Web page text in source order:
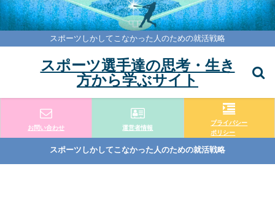
スポーツしかしてこなかった人のための就活戦略
スポーツ選手達の思考・生き
方から学ぶサイト
お問い合わせ 運営者情報
プライバシー
ポリシー
スポーツしかしてこなかった人のための就活戦略